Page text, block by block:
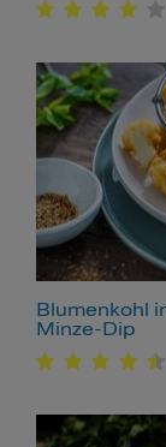
Blumenkohl
Minze-Dip